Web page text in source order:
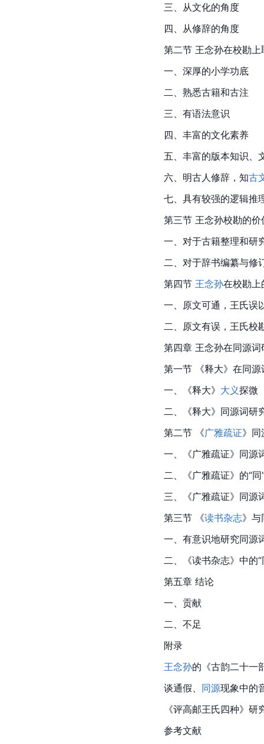
三、从文化的角度
四、从修辞的角度
第二节 王念孙在校勘上
一、深厚的小学功底
二、熟悉古籍和古注
三、有语法意识
四、丰富的文化素养
五、丰富的版本知识、
六、明古人修辞，知古
七、具有较强的逻辑推
第三节 王念孙校勘的价
一、对于古籍整理和研
二、对于辞书编纂与修
第四节 王念孙在校勘上
一、原文可通，王氏误
二、原文有误，王氏校
第四章 王念孙在同源词
第一节 《释大》在同
一、《释大》 大义探微
二、《释大》同源词研
第二节 《广雅疏证》同
一、《广雅疏证》同源
二、《广雅疏证》的“同
三、《广雅疏证》同源
第三节 《读书杂志》与
一、有意识地研究同源
二、《读书杂志》中的“
第五章 结论
一、贡献
二、不足
附录
王念孙的《古韵二十一
谈通假、 同源现象中的
《评高邮王氏四种》
参考文献